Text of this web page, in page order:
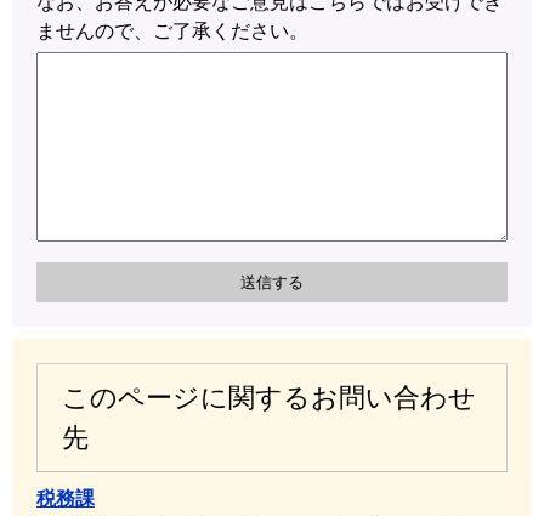
ませんので、ご了承ください。
このページに関するお問い合わせ
先
税務課